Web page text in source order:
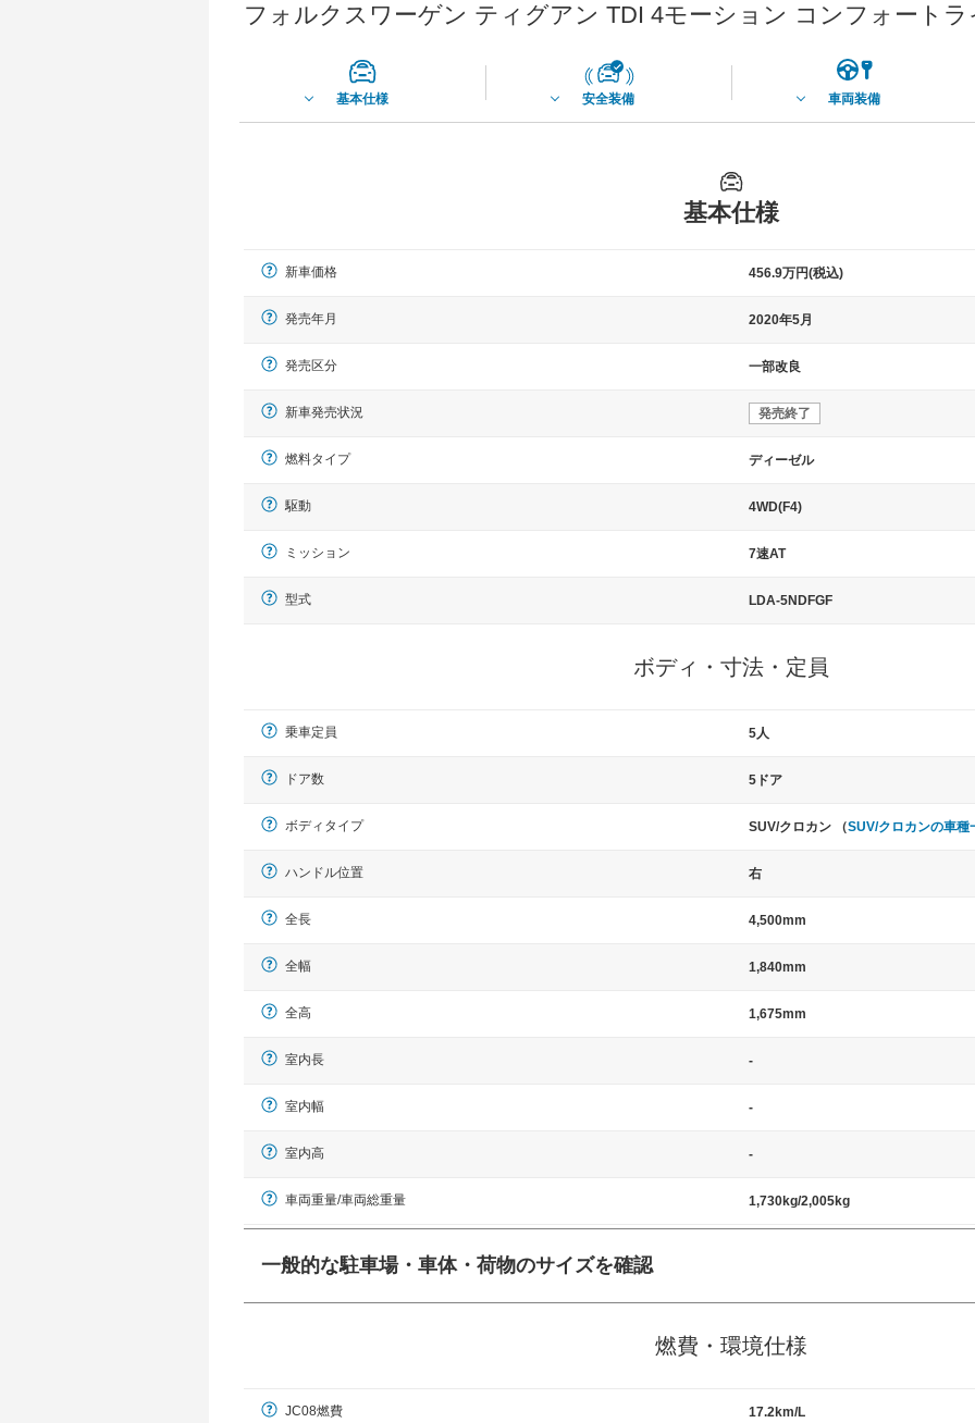
フォルクスワーゲン ティグアン TDI 4モーション コンフォートラ
基本仕様 安全装備 車両装備
基本仕様
新車価格 456.9万円(税込)
発売年月 2020年5月
発売区分 一部改良
新車発売状況 発売終了
燃料タイプ ディーゼル
駆動 4WD(F4)
ミッション 7速AT
型式 LDA-5NDFGF
ボディ・寸法・定員
乗車定員 5人
ドア数 5ドア
ボディタイプ SUV/クロカン （SUV/クロカンの車種
ハンドル位置 右
全長 4,500mm
全幅 1,840mm
全高 1,675mm
室内長 -
室内幅 -
室内高 -
車両重量/車両総重量 1,730kg/2,005kg
一般的な駐車場・車体・荷物のサイズを確認
幅 5,000mmというサイズが標準値（最低値）とされる事が多いようです。
燃費・環境仕様
JC08燃費 17.2km/L